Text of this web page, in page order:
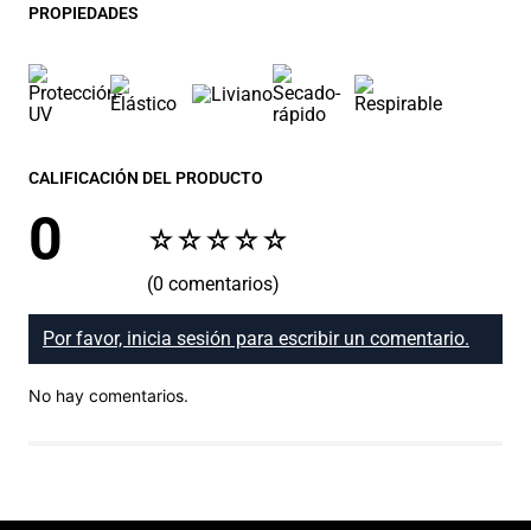
PROPIEDADES
CALIFICACIÓN DEL PRODUCTO
☆☆☆☆☆
0
(0 comentarios)
Por favor, inicia sesión para escribir un comentario.
No hay comentarios.